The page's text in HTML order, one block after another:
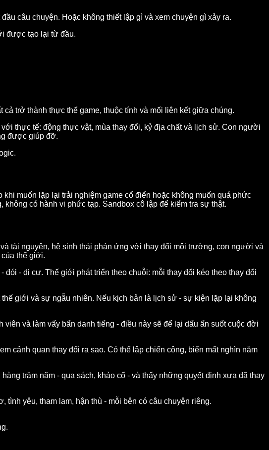
câu chuyện. Hoặc không thiết lập gì và xem chuyện gì xảy ra.
được tạo lại từ đầu.
trở thành thực thể game, thuộc tính và mối liên kết giữa chúng.
thực tế: động thực vật, mùa thay đổi, kỷ địa chất và lịch sử. Con người
được giúp đỡ.
muốn lặp lại trải nghiệm game cổ điển hoặc không muốn quá phức
có hành vi phức tạp. Sandbox cô lập để kiểm tra sự thật.
tài nguyên, hệ sinh thái phản ứng với thay đổi môi trường, con người và
thế giới.
- di cư. Thế giới phát triển theo chuỗi: mỗi thay đổi kéo theo thay đổi
giới và sự ngẫu nhiên. Nếu kịch bản là lịch sử - sự kiện lặp lại không
và làm vấy bẩn danh tiếng - điều này sẽ để lại dấu ấn suốt cuộc đời
cảnh quan thay đổi ra sao. Có thể lập chiến công, biến mất nghìn năm
trăm năm - qua sách, khảo cổ - và thấy những quyết định xưa đã thay
yêu, tham lam, hận thù - mỗi bên có câu chuyện riêng.